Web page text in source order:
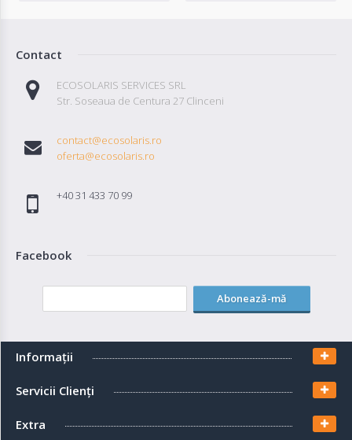
Contact
ECOSOLARIS SERVICES SRL
Str. Soseaua de Centura 27 Clinceni
contact@ecosolaris.ro
oferta@ecosolaris.ro
+40 31 433 70 99
Facebook
Abonează-mă
Informaţii
Servicii Clienţi
Extra